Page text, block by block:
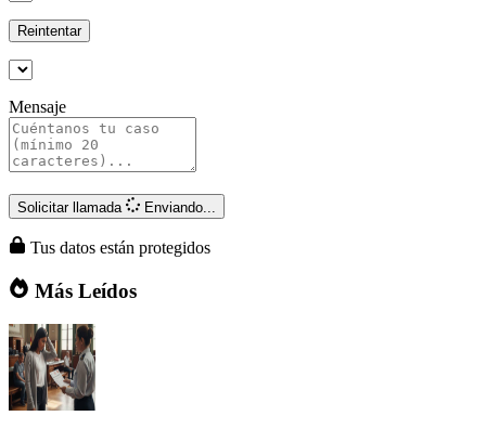
Reintentar
Mensaje
Solicitar llamada Enviando...
Tus datos están protegidos
Más Leídos